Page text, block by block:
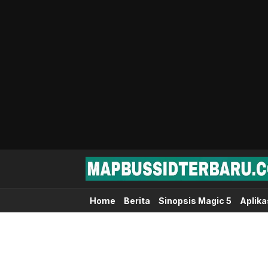
Map Bussid Terbaru
MapBussidTerbaru.com | Pusat
Home Berita Sinopsis Magic 5